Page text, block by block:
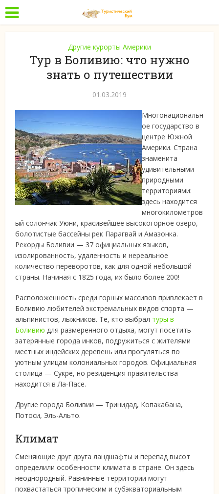
Другие курорты Америки
Тур в Боливию: что нужно
знать о путешествии
01.03.2019
Многонациональн
ое государство в
центре Южной
Америки. Страна
знаменита
удивительными
природными
территориями:
здесь находится
многокилометров
ый солончак Уюни, красивейшее высокогорное озеро,
болотистые бассейны рек Парагвай и Амазонка.
Рекорды Боливии — 37 официальных языков,
изолированность, удаленность и нереальное
количество переворотов, как для одной небольшой
страны. Начиная с 1825 года, их было более 200!
Расположенность среди горных массивов привлекает в
Боливию любителей экстремальных видов спорта —
альпинистов, лыжников. Те, кто выбрал туры в
Боливию для размеренного отдыха, могут посетить
затерянные города инков, подружиться с жителями
местных индейских деревень или прогуляться по
уютным улицам колониальных городов. Официальная
столица — Сукре, но резиденция правительства
находится в Ла-Пасе.
Другие города Боливии — Тринидад, Копакабана,
Потоси, Эль-Альто.
Климат
Сменяющие друг друга ландшафты и перепад высот
определили особенности климата в стране. Он здесь
неоднородный. Равнинные территории могут
похвастаться тропическим и субэкваториальным